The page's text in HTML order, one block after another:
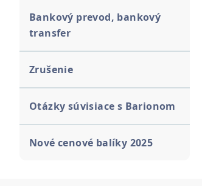
Bankový prevod, bankový
transfer
Zrušenie
Otázky súvisiace s Barionom
Nové cenové balíky 2025